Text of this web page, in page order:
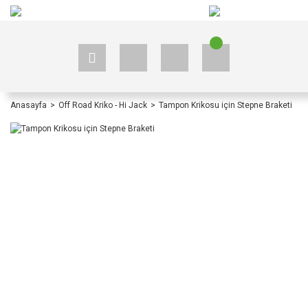
Anasayfa Off Road Kriko - Hi Jack Tampon Krikosu için Stepne Braketi